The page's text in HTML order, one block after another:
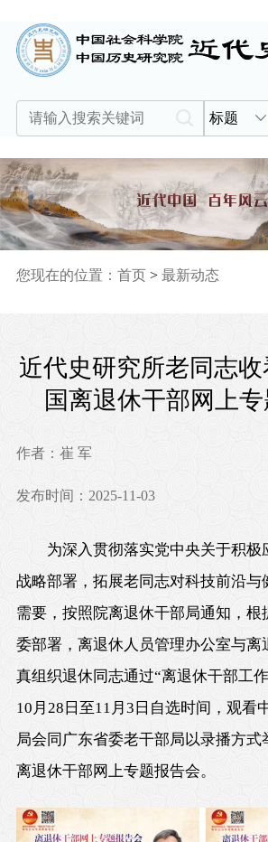
标题
您现在的位置： 首页> 最新动态
近代史研究所老同志
国离退休干部网上
作者：崔 军
发布时间：2025-11-03
为深入贯彻落实党中央关于积极
战略部署，拓展老同志对科技前沿与
需要，按照院离退休干部局通知，根
委部署，离退休人员管理办公室与离
真组织退休同志通过“离退休干部工
10月28日至11月3日自选时间，观看
局会同广东省委老干部局以录播方式
离退休干部网上专题报告会。